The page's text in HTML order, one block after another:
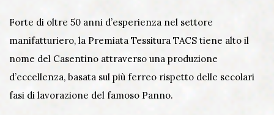
Forte di oltre 50 anni d’esperienza nel settore
manifatturiero, la Premiata Tessitura TACS tiene alto il
nome del Casentino attraverso una produzione
d’eccellenza, basata sul più ferreo rispetto delle secolari
fasi di lavorazione del famoso Panno.